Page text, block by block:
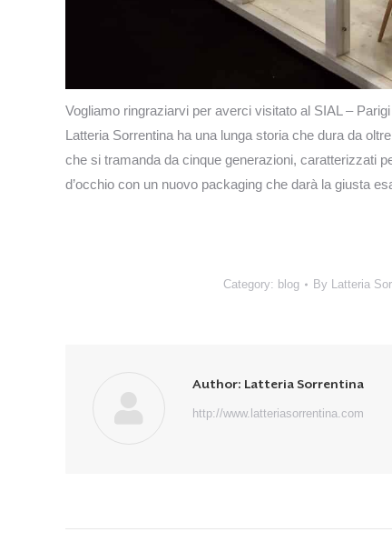
Vogliamo ringraziarvi per averci visitato al SIAL –
Latteria Sorrentina ha una lunga storia che dura da
che si tramanda da cinque generazioni, caratterizzati
d’occhio con un nuovo packaging che darà la giusta
Category: blog By Latteria
Author: Latteria Sorrentina
http://www.latteriasorrentina.com